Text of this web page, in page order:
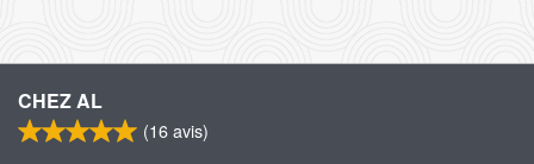
CHEZ AL
(16avis)